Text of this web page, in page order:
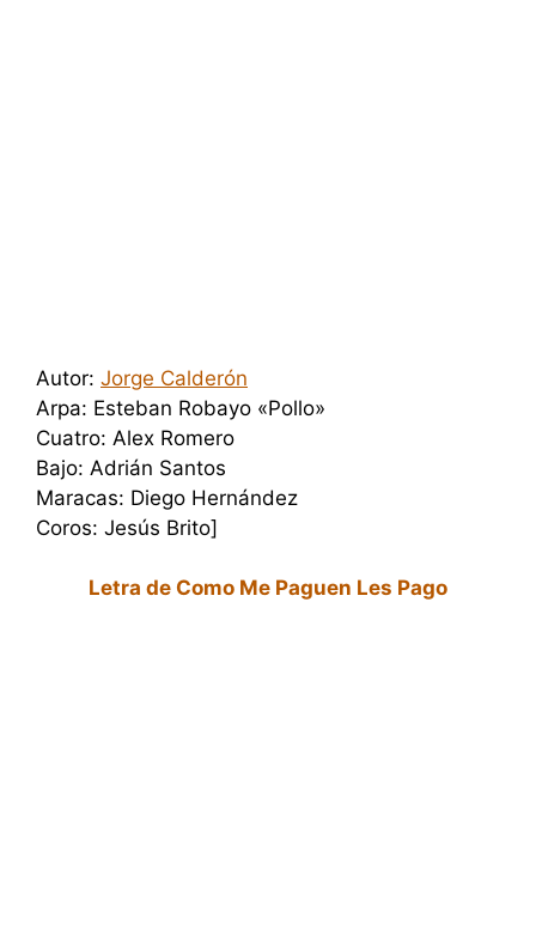
Autor: Jorge Calderón
Arpa: Esteban Robayo «Pollo»
Cuatro: Alex Romero
Bajo: Adrián Santos
Maracas: Diego Hernández
Coros: Jesús Brito]
Letra de Como Me Paguen Les Pago